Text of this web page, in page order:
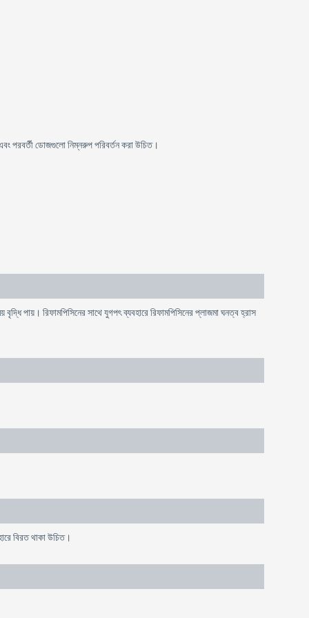
পরবর্তী ডোজগুলো নিম্নরুপ পরিবর্তন করা উচিত।
পায়। রিফামপিসিনের সাথে যুগপৎ ব্যবহারে রিফামপিসিনের প্লাজমা ঘনত্ব হ্রাস
বিরত থাকা উচিত।